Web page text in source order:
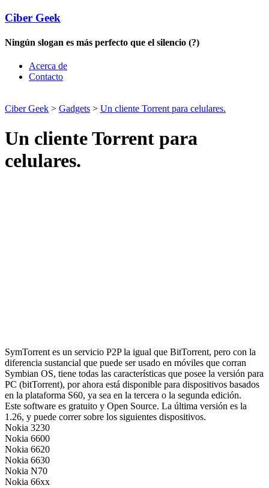
Ciber Geek
Ningún slogan es más perfecto que el silencio (?)
Acerca de
Contacto
Ciber Geek > Gadgets > Un cliente Torrent para celulares.
Un cliente Torrent para
celulares.
SymTorrent es un servicio P2P la igual que BitTorrent, pero con la
diferencia sustancial que puede ser usado en móviles que corran
Symbian OS, tiene todas las características que posee la versión para
PC (bitTorrent), por ahora está disponible para dispositivos basados
en la plataforma S60, ya sea en la tercera o la segunda edición.
Este software es gratuito y Open Source. La última versión es la
1.26, y puede correr sobre los siguientes dispositivos.
Nokia 3230
Nokia 6600
Nokia 6620
Nokia 6630
Nokia N70
Nokia 66xx